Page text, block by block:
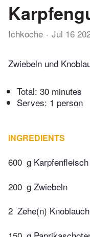
Ichkoche Jul 16
Zwiebeln und
Total: 30 minutes
Serves: 1 person
INGREDIENTS
600 g Karpfenfleisch
200 g Zwiebeln
2 Zehe(n) Knoblauch